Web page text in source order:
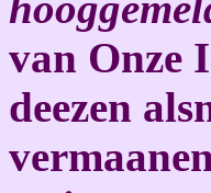
van Onze
deezen